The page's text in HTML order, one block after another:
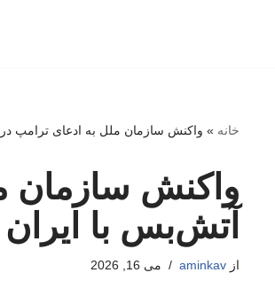
خانه » واکنش سازمان ملل به ادعای ترامپ
واکنش سازمان
آتش‌بس با ایران
ازaminkav می 16, 2026